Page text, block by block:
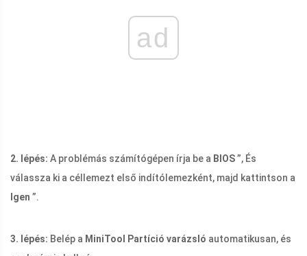
ad
2. lépés: A problémás számítógépen írja be a BIOS”, És
válassza ki a céllemezt első indítólemezként, majd kattintson a
Igen ”.
3. lépés: Belép a MiniTool Partíció varázsló automatikusan, és